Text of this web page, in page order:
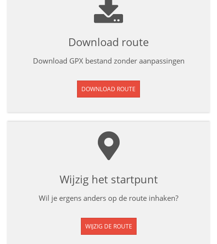
Download route
Download GPX bestand zonder aanpassingen
DOWNLOAD ROUTE
Wijzig het startpunt
Wil je ergens anders op de route inhaken?
WIJZIG DE ROUTE